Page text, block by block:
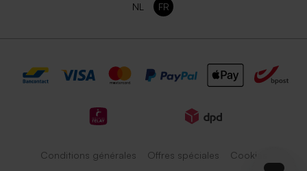
NL FR
Conditions générales Offres spéciales Cookies